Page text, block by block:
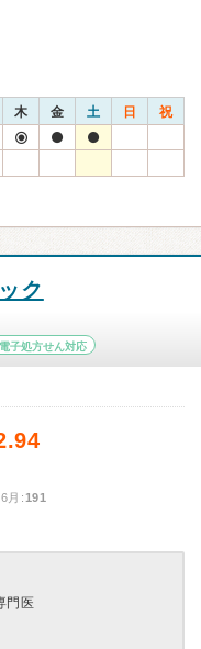
木 金 土 日 祝
ク
電子処方せん対応
:191
門医